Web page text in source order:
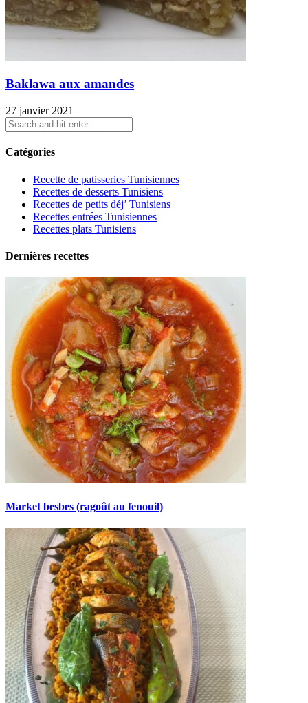
Baklawa aux amandes
27 janvier 2021
Catégories
Recette de patisseries Tunisiennes
Recettes de desserts Tunisiens
Recettes de petits déj’ Tunisiens
Recettes entrées Tunisiennes
Recettes plats Tunisiens
Dernières recettes
Market besbes (ragoût au fenouil)